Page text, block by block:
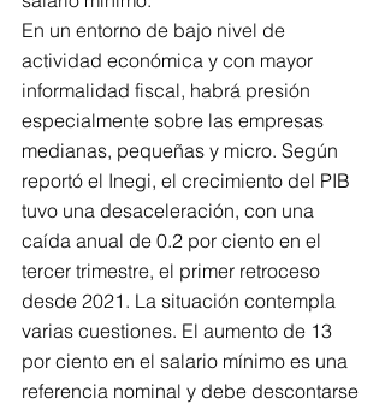
En un entorno de bajo nivel de
actividad económica y con mayor
informalidad fiscal, habrá presión
especialmente sobre las empresas
medianas, pequeñas y micro. Según
reportó el Inegi, el crecimiento del PIB
tuvo una desaceleración, con una
caída anual de 0.2 por ciento en el
tercer trimestre, el primer retroceso
desde 2021. La situación contempla
varias cuestiones. El aumento de 13
por ciento en el salario mínimo es una
referencia nominal y debe descontarse